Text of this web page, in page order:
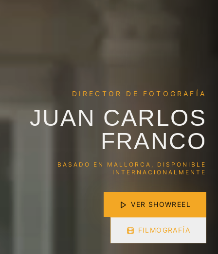
DIRECTOR DE FOTOGRAFÍA
JUAN CARLOS
FRANCO
BASADO EN MALLORCA, DISPONIBLE
INTERNACIONALMENTE
VER SHOWREEL
FILMOGRAFÍA